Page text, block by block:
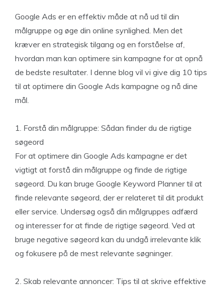
Google Ads er en effektiv måde at nå ud til din
målgruppe og øge din online synlighed. Men det
kræver en strategisk tilgang og en forståelse af,
hvordan man kan optimere sin kampagne for at opnå
de bedste resultater. I denne blog vil vi give dig 10 tips
til at optimere din Google Ads kampagne og nå dine
mål.
1. Forstå din målgruppe: Sådan finder du de rigtige
søgeord
For at optimere din Google Ads kampagne er det
vigtigt at forstå din målgruppe og finde de rigtige
søgeord. Du kan bruge Google Keyword Planner til at
finde relevante søgeord, der er relateret til dit produkt
eller service. Undersøg også din målgruppes adfærd
og interesser for at finde de rigtige søgeord. Ved at
bruge negative søgeord kan du undgå irrelevante klik
og fokusere på de mest relevante søgninger.
2. Skab relevante annoncer: Tips til at skrive effektive